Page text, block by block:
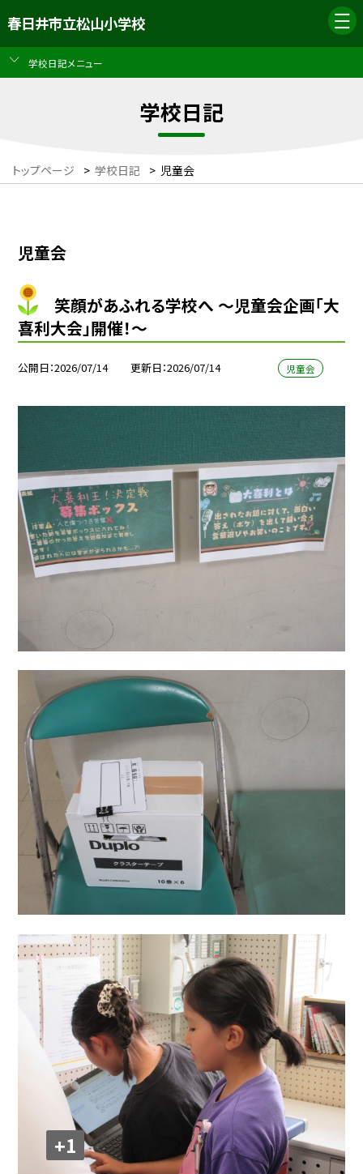
春日井市立松山小学校
学校日記メニュー
学校日記
トップページ > 学校日記 > 児童会
児童会
笑顔があふれる学校へ ～児童会企画「大
喜利大会」開催！～
公開日 2026/07/14 更新日 2026/07/14 児童会
+1